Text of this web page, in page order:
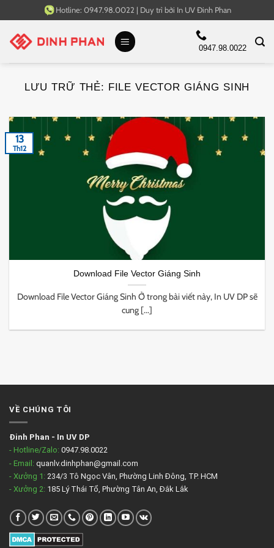
qua
nội
Hotline: 0947.98.0022 | Duy trì bởi In UV Đinh Phan
0947.98.0022
LƯU TRỮ THẺ: FILE VECTOR GIÁNG SINH
Download File Vector Giáng Sinh
Download File Vector Giáng Sinh Ở trong bài viết này, In UV DP sẽ
cung [...]
13
Th12
VỀ CHÚNG TÔI
Đinh Phan - In UV DP
- Hotline/Zalo: 0947.98.0022
- Email: quanlv.dinhphan@gmail.com
- Xưởng 1: 234/3 Tô Ngọc Vân, Phường Linh Đông, TP. HCM
- Xưởng 2: 185 Lý Thái Tổ, Phường Tân An, Đắk Lắk